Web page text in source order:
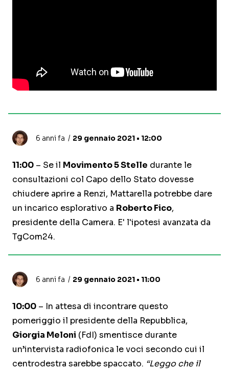
6 anni fa 29 gennaio 2021 • 12:00
11:00 – Se il Movimento 5 Stelle durante le
consultazioni col Capo dello Stato dovesse
chiudere aprire a Renzi, Mattarella potrebbe dare
un incarico esplorativo a Roberto Fico,
presidente della Camera. E' l'ipotesi avanzata da
TgCom24.
6 anni fa 29 gennaio 2021 • 11:00
10:00 – In attesa di incontrare questo
pomeriggio il presidente della Repubblica,
Giorgia Meloni (FdI) smentisce durante
un’intervista radiofonica le voci secondo cui il
centrodestra sarebbe spaccato. “Leggo che il